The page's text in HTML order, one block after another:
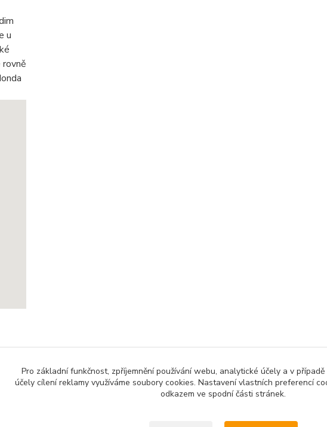
u
rovně
Upravit sběr cookies.
Pro základní funkčnost, zpříjemnění používání webu, analytické účely a v
účely cílení reklamy využíváme soubory cookies. Nastavení vlastních preferencí
odkazem ve spodní části stránek.